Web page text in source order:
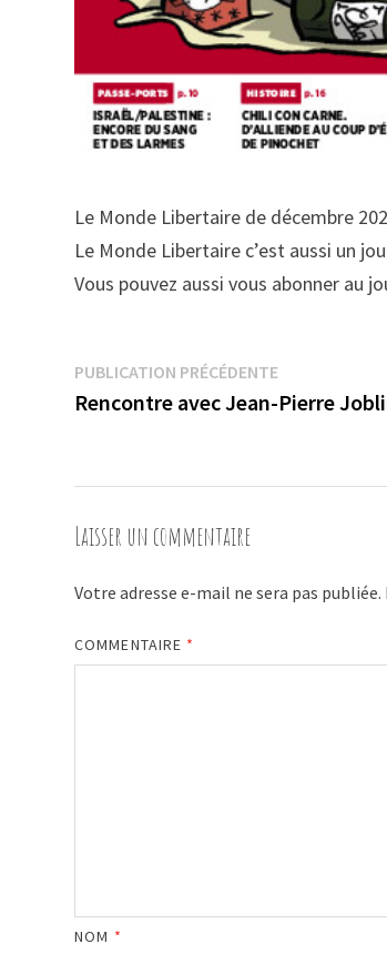
Le Monde Libertaire de décembre
Le Monde Libertaire c’est aussi un
Vous pouvez aussi vous abonner au
Navigation
de
PUBLICATION PRÉCÉDENTEPublication
précédente :
Rencontre avec Jean-Pierre
Laisser un commentaire
Votre adresse e-mail ne sera pas publiée.
COMMENTAIRE *
NOM *